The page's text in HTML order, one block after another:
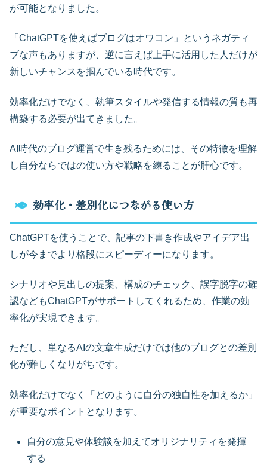
が可能となりました。
「ChatGPTを使えばブログはオワコン」というネガティ
ブな声もありますが、逆に言えば上手に活用した人だけが
新しいチャンスを掴んでいる時代です。
効率化だけでなく、執筆スタイルや発信する情報の質も再
構築する必要が出てきました。
AI時代のブログ運営で生き残るためには、その特徴を理解
し自分ならではの使い方や戦略を練ることが肝心です。
効率化・差別化につながる使い方
ChatGPTを使うことで、記事の下書き作成やアイデア出
しが今までより格段にスピーディーになります。
シナリオや見出しの提案、構成のチェック、誤字脱字の確
認などもChatGPTがサポートしてくれるため、作業の効
率化が実現できます。
ただし、単なるAIの文章生成だけでは他のブログとの差別
化が難しくなりがちです。
効率化だけでなく「どのように自分の独自性を加えるか」
が重要なポイントとなります。
自分の意見や体験談を加えてオリジナリティを発揮
する